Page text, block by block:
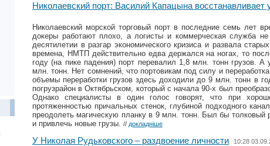
Николаевский порт: Василий Капацына восстанавливает
Николаевский морской торговый порт в последние семь лет
докеры работают плохо, а логисты и коммерческая служба
десятилетии в разгар экономического кризиса и развала
времена, НМТП действительно едва держался на ногах, то
году (на пике падения) порт перевалил 1,8 млн. тонн грузов.
млн. тонн. Нет сомнений, что портовикам под силу и
объемы переработки грузов здесь доходили до 9 млн. тонн в
погрузрайон в Октябрьском, который с начала 90-х был
Однако специалисты в один голос говорят, что при
протяженностью причальных стенок, глубиной подходного
преодолеть магическую планку в 9 млн. тонн. Был бы толковый
и привлечь новые грузы. // докладніше
У Николая Рудьковского – раздвоение личности 10:28